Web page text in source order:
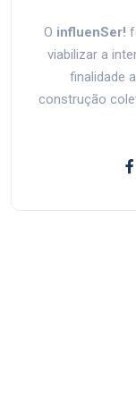
O influenSer!
viabilizar a
finalidade
construção